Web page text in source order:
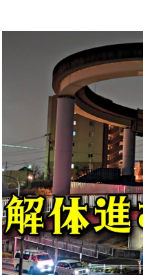
変な乗り物誕生！いらない
交通システムの理由